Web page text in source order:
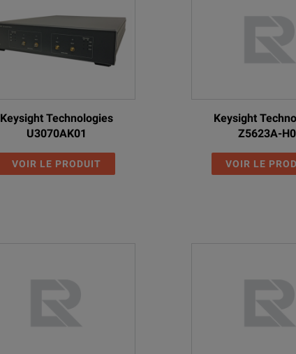
Keysight Technologies
U3070AK01
VOIR LE PRODUIT
Keysight
Z5623A-
VOIR LE